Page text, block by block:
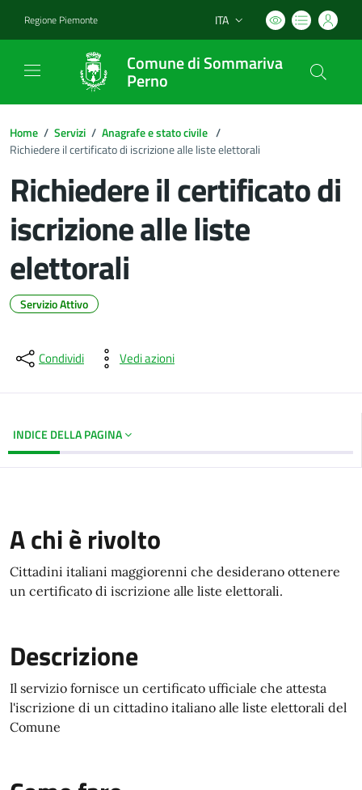
Regione Piemonte Lingua attiva:
ITA
Comune di Sommariva
Perno
Home / Servizi / Anagrafe e stato civile /
Richiedere il certificato di iscrizione alle liste elettorali
Richiedere il certificato di
iscrizione alle liste
elettorali
Servizio Attivo
Condividi Vedi azioni
INDICE DELLA PAGINA
A chi è rivolto
Cittadini italiani maggiorenni che desiderano ottenere
un certificato di iscrizione alle liste elettorali.
Descrizione
Il servizio fornisce un certificato ufficiale che attesta
l'iscrizione di un cittadino italiano alle liste elettorali del
Comune